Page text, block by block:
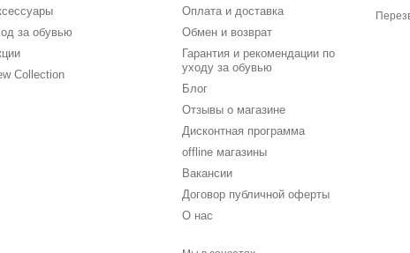
за обувью
Collection
Оплата и доставка
Обмен и возврат
Гарантия и рекомендации по
уходу за обувью
Блог
Отзывы о магазине
Дисконтная программа
offline магазины
Вакансии
Договор публичной оферты
О нас